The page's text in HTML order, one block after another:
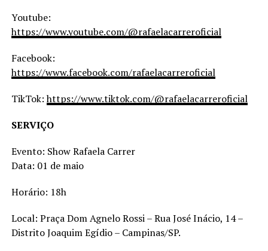
Youtube:
https://www.youtube.com/@rafaelacarreroficial
Facebook:
https://www.facebook.com/rafaelacarreroficial
TikTok:https://www.tiktok.com/@rafaelacarreroficial
SERVIÇO
Evento: Show Rafaela Carrer
Data: 01 de maio
Horário: 18h
Local: Praça Dom Agnelo Rossi – Rua José Inácio, 14 –
Distrito Joaquim Egídio – Campinas/SP.